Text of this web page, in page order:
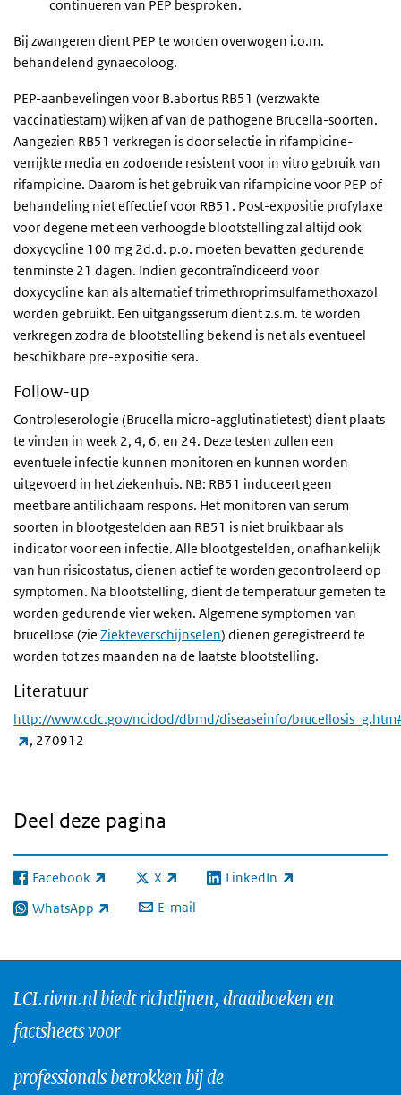
continueren van PEP besproken.
Bij zwangeren dient PEP te worden overwogen i.o.m.
behandelend gynaecoloog.
PEP-aanbevelingen voor B.abortus RB51 (verzwakte
vaccinatiestam) wijken af van de pathogene Brucella-soorten.
Aangezien RB51 verkregen is door selectie in rifampicine-
verrijkte media en zodoende resistent voor in vitro gebruik van
rifampicine. Daarom is het gebruik van rifampicine voor PEP of
behandeling niet effectief voor RB51. Post-expositie profylaxe
voor degene met een verhoogde blootstelling zal altijd ook
doxycycline 100 mg 2d.d. p.o. moeten bevatten gedurende
tenminste 21 dagen. Indien gecontraïndiceerd voor
doxycycline kan als alternatief trimethroprimsulfamethoxazol
worden gebruikt. Een uitgangsserum dient z.s.m. te worden
verkregen zodra de blootstelling bekend is net als eventueel
beschikbare pre-expositie sera.
Follow-up
Controleserologie (Brucella micro-agglutinatietest) dient plaats
te vinden in week 2, 4, 6, en 24. Deze testen zullen een
eventuele infectie kunnen monitoren en kunnen worden
uitgevoerd in het ziekenhuis. NB: RB51 induceert geen
meetbare antilichaam respons. Het monitoren van serum
soorten in blootgestelden aan RB51 is niet bruikbaar als
indicator voor een infectie. Alle blootgestelden, onafhankelijk
van hun risicostatus, dienen actief te worden gecontroleerd op
symptomen. Na blootstelling, dient de temperatuur gemeten te
worden gedurende vier weken. Algemene symptomen van
brucellose (zie Ziekteverschijnselen) dienen geregistreerd te
worden tot zes maanden na de laatste blootstelling.
Literatuur
http://www.cdc.gov/ncidod/dbmd/diseaseinfo/
(externe link)
, 270912
Deel deze pagina
Facebook
(externe link) X
(externe link) LinkedIn
(externe link)
WhatsApp
(externe link) E-mail
LCI.rivm.nl biedt richtlijnen, draaiboeken en
factsheets voor
professionals betrokken bij de